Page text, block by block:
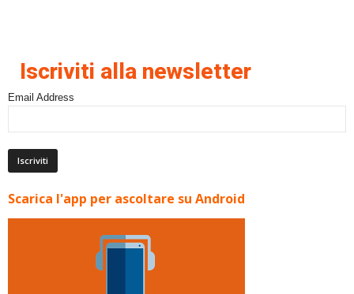
Iscriviti alla newsletter
Email Address
Scarica l'app per ascoltare su Android